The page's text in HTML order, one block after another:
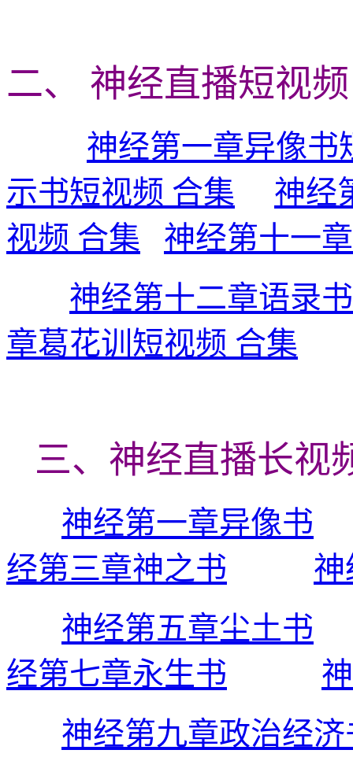
二、 神经直播短视频
神经第一章异像书
示书短视频 合集
神经
视频 合集
神经第十一
神经第十二章语录
章葛花训短视频 合集
三、神经直播长
神经第一章异像书
经第三章神之书
神
神经第五章尘土书
经第七章永生书
神经第九章政治经济